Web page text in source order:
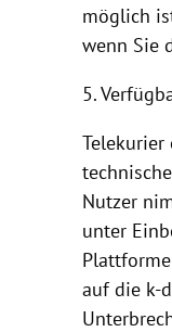
möglich
wenn Sie
5.
Nutzer
unter
auf die k-